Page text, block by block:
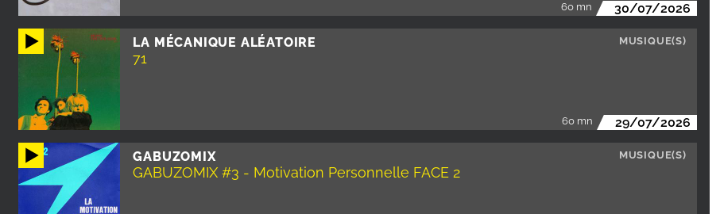
60 mn 30/07/2026
LA MÉCANIQUE ALÉATOIRE
71
MUSIQUE(S)
60 mn 29/07/2026
GABUZOMIX
GABUZOMIX #3 - Motivation Personnelle FACE 2
MUSIQUE(S)